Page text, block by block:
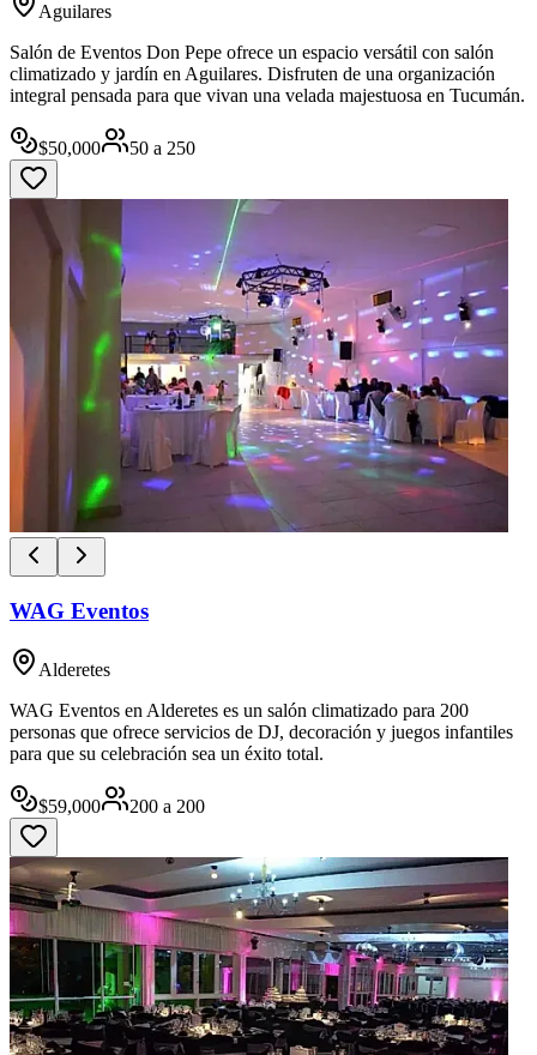
Aguilares
Salón de Eventos Don Pepe ofrece un espacio versátil con salón
climatizado y jardín en Aguilares. Disfruten de una organización
integral pensada para que vivan una velada majestuosa en Tucumán.
$50,000 50 a 250
WAG Eventos
Alderetes
WAG Eventos en Alderetes es un salón climatizado para 200
personas que ofrece servicios de DJ, decoración y juegos infantiles
para que su celebración sea un éxito total.
$59,000 200 a 200